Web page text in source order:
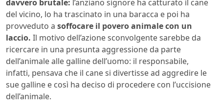
davvero brutale: l’anziano signore ha catturato il cane
del vicino, lo ha trascinato in una baracca e poi ha
provveduto a soffocare il povero animale con un
laccio. Il motivo dell’azione sconvolgente sarebbe da
ricercare in una presunta aggressione da parte
dell’animale alle galline dell’uomo: il responsabile,
infatti, pensava che il cane si divertisse ad aggredire le
sue galline e così ha deciso di procedere con l’uccisione
dell’animale.